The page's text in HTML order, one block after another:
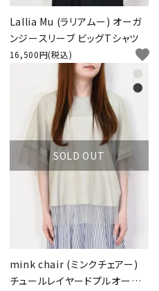
Lallia Mu (ラリアムー) オーガ
ンジースリーブ ビッグTシャツ
16,500円(税込) favorite
SOLD OUT
mink chair (ミンクチェアー)
チュールレイヤードプルオーバ